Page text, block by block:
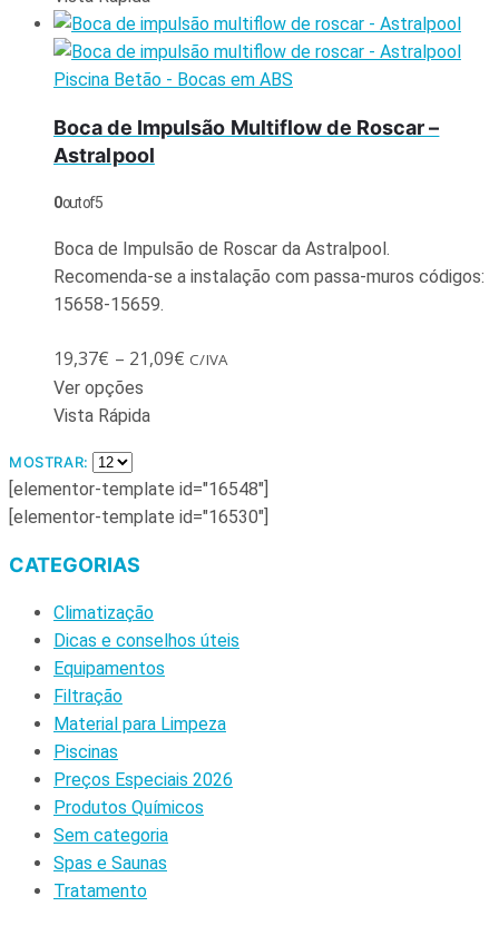
Piscina Betão - Bocas em ABS
Boca de Impulsão Multiflow de Roscar –
Astralpool
0out of 5
Boca de Impulsão de Roscar da Astralpool.
Recomenda-se a instalação com passa-muros códigos:
15658-15659.
19,37€ – 21,09€ C/IVA
Ver opções
Vista Rápida
MOSTRAR:
[elementor-template id="16548"]
[elementor-template id="16530"]
CATEGORIAS
Climatização
Dicas e conselhos úteis
Equipamentos
Filtração
Material para Limpeza
Piscinas
Preços Especiais 2026
Produtos Químicos
Sem categoria
Spas e Saunas
Tratamento